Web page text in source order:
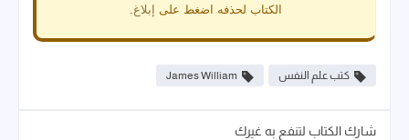
الكتاب لحذفه اضغط على إبلاغ.
كتب علم النفس James William
شارك الكتاب لتنفع به غيرك